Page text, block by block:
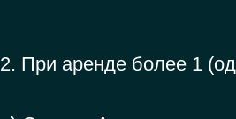
2. При аренде более 1